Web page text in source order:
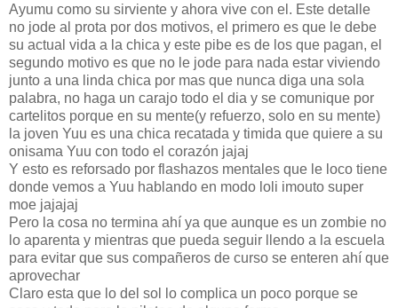
Ayumu como su sirviente y ahora vive con el. Este detalle
no jode al prota por dos motivos, el primero es que le debe
su actual vida a la chica y este pibe es de los que pagan, el
segundo motivo es que no le jode para nada estar viviendo
junto a una linda chica por mas que nunca diga una sola
palabra, no haga un carajo todo el dia y se comunique por
cartelitos porque en su mente(y refuerzo, solo en su mente)
la joven Yuu es una chica recatada y timida que quiere a su
onisama Yuu con todo el corazón jajaj
Y esto es reforsado por flashazos mentales que le loco tiene
donde vemos a Yuu hablando en modo loli imouto super
moe jajajaj
Pero la cosa no termina ahí ya que aunque es un zombie no
lo aparenta y mientras que pueda seguir llendo a la escuela
para evitar que sus compañeros de curso se enteren ahí que
aprovechar
Claro esta que lo del sol lo complica un poco porque se